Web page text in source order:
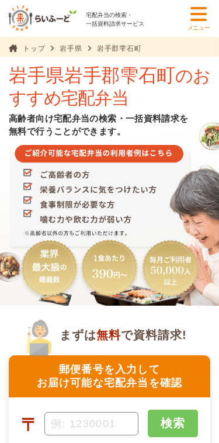
宅配弁当の検索・
一括資料請求サービス
メニュー
トップ 岩手県 岩手郡雫石町
岩手県岩手郡雫石町のお
すすめ宅配弁当
高齢者向け宅配弁当の検索・一括資料請求を
無料で行うことができます。
郵便番号を入力して
お届け可能な宅配弁当を確認
まずは無料で資料請求!
〒 検索